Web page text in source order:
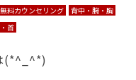
無料カウンセリング
背中・腕・胸
首
(*^_^*)